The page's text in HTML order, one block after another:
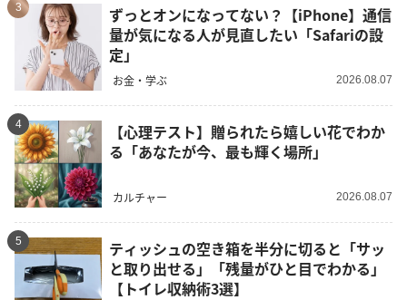
3
ずっとオンになってない？【iPhone】通信
量が気になる人が見直したい「Safariの設
定」
お金・学ぶ 2026.08.07
4
【心理テスト】贈られたら嬉しい花でわか
る「あなたが今、最も輝く場所」
カルチャー 2026.08.07
5
ティッシュの空き箱を半分に切ると「サッ
と取り出せる」「残量がひと目でわかる」
【トイレ収納術3選】